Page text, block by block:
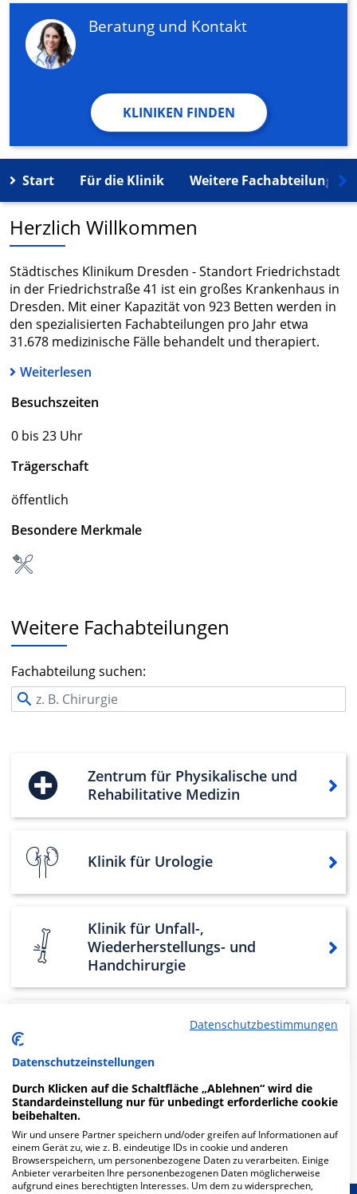
Beratung und Kontakt
KLINIKEN FINDEN
Start Für die Klinik Weitere Fachabteilungen
Herzlich Willkommen
Städtisches Klinikum Dresden - Standort Friedrichstadt
in der Friedrichstraße 41 ist ein großes Krankenhaus in
Dresden. Mit einer Kapazität von 923 Betten werden in
den spezialisierten Fachabteilungen pro Jahr etwa
31.678 medizinische Fälle behandelt und therapiert.
Weiterlesen
Besuchszeiten
0 bis 23 Uhr
Trägerschaft
öffentlich
Besondere Merkmale
Weitere Fachabteilungen
Fachabteilung suchen:
Zentrum für Physikalische und
Rehabilitative Medizin
Klinik für Urologie
Klinik für Unfall-,
Wiederherstellungs- und
Handchirurgie
Klinik für Thoraxchirurgie
WeitereFachabteilungen 17
Mehr Informationen
Datenschutzbestimmungen
Datenschutzeinstellungen
Durch Klicken auf die Schaltfläche „Ablehnen“ wird die
Standardeinstellung nur für unbedingt erforderliche cookie
beibehalten.
Wir und unsere Partner speichern und/oder greifen auf Informationen auf
einem Gerät zu, wie z. B. eindeutige IDs in cookie und anderen
Browserspeichern, um personenbezogene Daten zu verarbeiten. Einige
Anbieter verarbeiten Ihre personenbezogenen Daten möglicherweise
aufgrund eines berechtigten Interesses. Um dem zu widersprechen,